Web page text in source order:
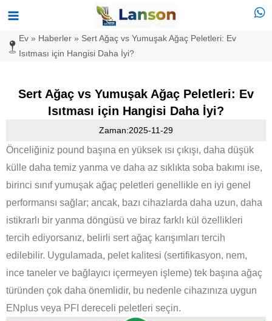
İçeriğe
Ana
Menü
Ev» Haberler» Sert Ağaç vs Yumuşak Ağaç Peletleri: Ev
Isıtması için Hangisi Daha İyi?
Sert Ağaç vs Yumuşak Ağaç Peletleri: Ev
Isıtması için Hangisi Daha İyi?
Zaman:2025-11-29
Önceliğiniz pound başına en yüksek ısı çıkışı, daha düşük
külle daha temiz yanma ve daha az sıklıkta soba bakımı ise,
birinci sınıf yumuşak ağaç peletleri genellikle en iyi genel
performansı sağlar; ancak, bazı cihazlarda daha uzun, daha
istikrarlı bir yanma döngüsü ve biraz farklı kül özellikleri
tercih ediyorsanız, belirli sert ağaç karışımları tercih
edilebilir. Uygulamada, pelet kalitesi (sertifikasyon, nem,
ince taneler ve bağlayıcı içermeyen işleme) tek başına ağaç
türünden çok daha önemlidir, bu nedenle cihazınıza uygun
ENplus veya PFI dereceli peletleri seçin.